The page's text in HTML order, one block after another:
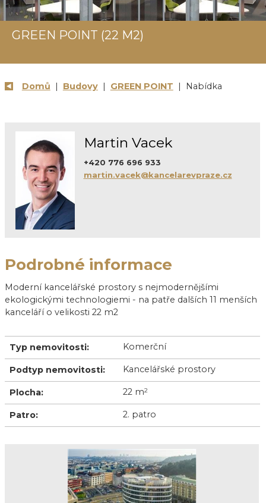
GREEN POINT (22 M2)
Domů | Budovy| GREEN POINT | Nabídka
Martin Vacek
+420 776 696 933
martin.vacek@kancelarevpraze.cz
Podrobné informace
Moderní kancelářské prostory s nejmodernějšími
ekologickými technologiemi - na patře dalších 11 menších
kanceláří o velikosti 22 m2
Typ nemovitosti: Komerční
Podtyp nemovitosti: Kancelářské prostory
Plocha: 22 m2
Patro: 2. patro